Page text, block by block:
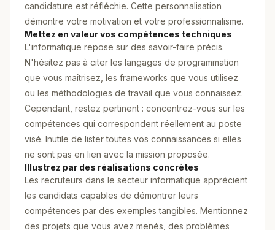
candidature est réfléchie. Cette personnalisation
démontre votre motivation et votre professionnalisme.
Mettez en valeur vos compétences techniques
L'informatique repose sur des savoir-faire précis.
N'hésitez pas à citer les langages de programmation
que vous maîtrisez, les frameworks que vous utilisez
ou les méthodologies de travail que vous connaissez.
Cependant, restez pertinent : concentrez-vous sur les
compétences qui correspondent réellement au poste
visé. Inutile de lister toutes vos connaissances si elles
ne sont pas en lien avec la mission proposée.
Illustrez par des réalisations concrètes
Les recruteurs dans le secteur informatique apprécient
les candidats capables de démontrer leurs
compétences par des exemples tangibles. Mentionnez
des projets que vous avez menés, des problèmes